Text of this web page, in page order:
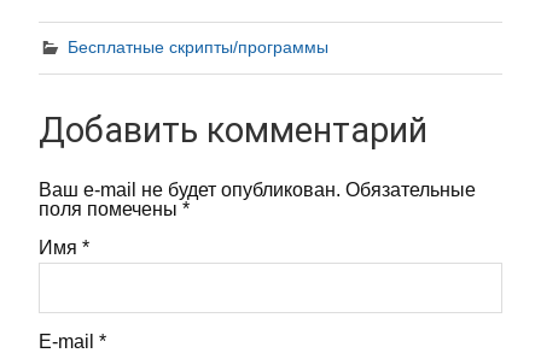
Бесплатные скрипты/программы
Добавить комментарий
Ваш e-mail не будет опубликован. Обязательные
поля помечены *
Имя *
E-mail *